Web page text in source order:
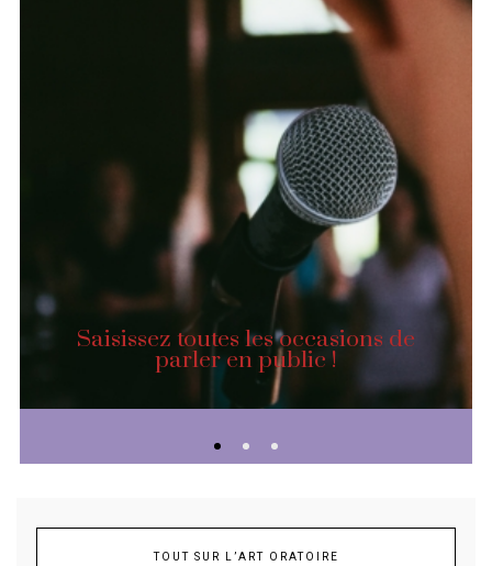
Saisissez toutes les occasions de
parler en public !
TOUT SUR L’ART ORATOIRE